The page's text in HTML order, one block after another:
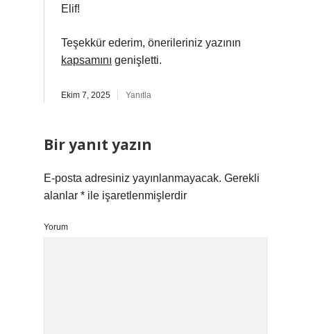
Elif!
Teşekkür ederim, önerileriniz yazının
kapsamını genişletti.
Ekim 7, 2025 Yanıtla
Bir yanıt yazın
E-posta adresiniz yayınlanmayacak. Gerekli
alanlar * ile işaretlenmişlerdir
Yorum